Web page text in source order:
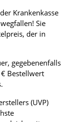
Krankenkasse
Sie
der in
gegebenenfalls
Bestellwert
(UVP)